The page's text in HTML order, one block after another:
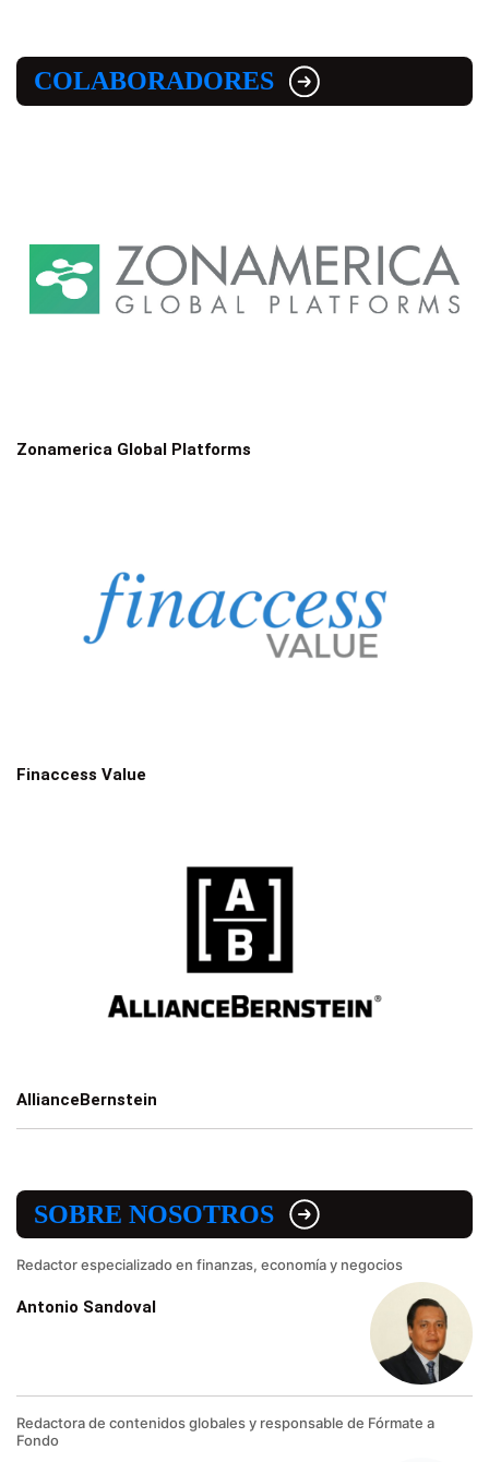
COLABORADORES
Zonamerica Global Platforms
Finaccess Value
AllianceBernstein
SOBRE NOSOTROS
Redactor especializado en finanzas, economía y negocios
Antonio Sandoval
Redactora de contenidos globales y responsable de Fórmate a
Fondo